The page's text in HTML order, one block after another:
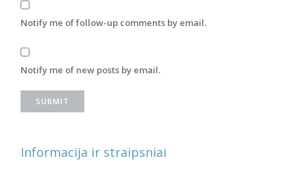
Notify me of follow-up comments by email.
Notify me of new posts by email.
Informacija ir straipsniai